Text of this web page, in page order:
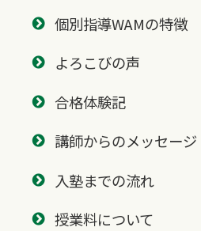
個別指導WAMの特徴
よろこびの声
合格体験記
講師からのメッセージ
入塾までの流れ
授業料について